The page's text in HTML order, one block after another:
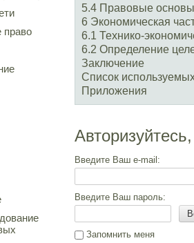
право
5.4 Правовые
6 Экономическая
6.1 Технико-
6.2 Определение
Заключение
Список
Приложения
Введите Ваш e-mail:
Введите Ваш пароль:
Запомнить меня